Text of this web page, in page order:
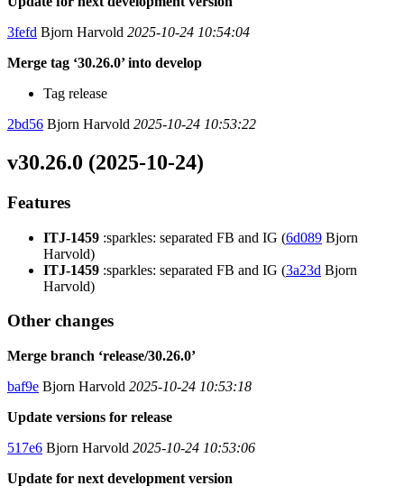
3fefd Bjorn Harvold 2025-10-24 10:54:04
Merge tag ‘30.26.0’ into develop
Tag release
2bd56 Bjorn Harvold 2025-10-24 10:53:22
v30.26.0 (2025-10-24)
Features
ITJ-1459 :sparkles: separated FB and IG (6d089 Bjorn
Harvold)
ITJ-1459 :sparkles: separated FB and IG (3a23d Bjorn
Harvold)
Other changes
Merge branch ‘release/30.26.0’
baf9e Bjorn Harvold 2025-10-24 10:53:18
Update versions for release
517e6 Bjorn Harvold 2025-10-24 10:53:06
Update for next development version